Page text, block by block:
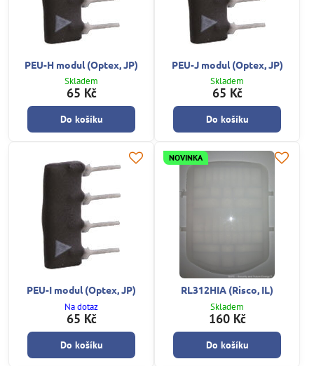
PEU-H modul (Optex, JP)
Skladem
65 Kč
Do košíku
PEU-J modul (Optex, JP)
Skladem
65 Kč
Do košíku
PEU-I modul (Optex, JP)
Na dotaz
65 Kč
Do košíku
NOVINKA
RL312HIA (Risco, IL)
Skladem
160 Kč
Do košíku